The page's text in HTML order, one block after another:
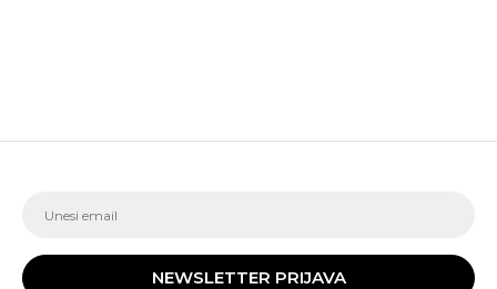
NEWSLETTER PRIJAVA